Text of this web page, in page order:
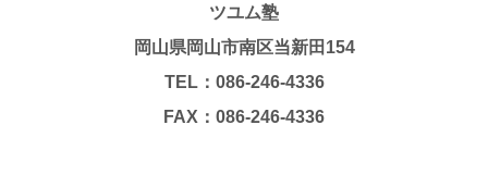
ツユム塾
岡山県岡山市南区当新田154
TEL：086-246-4336
FAX：086-246-4336